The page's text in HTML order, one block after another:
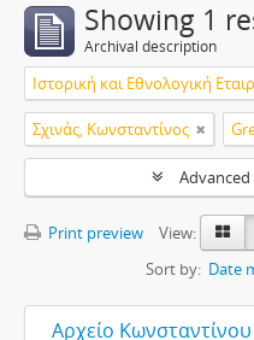
Showing 1
Archival description
Σχινάς, Κωνσταντίνος
Print preview
View:
Sort by: Date
Αρχείο